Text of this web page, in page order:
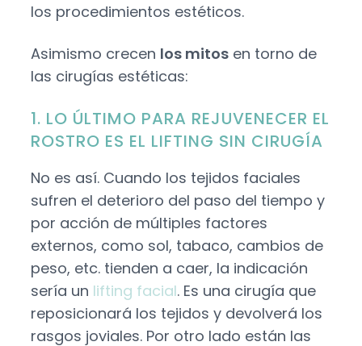
los procedimientos estéticos.
Asimismo crecen los mitosen torno de
las cirugías estéticas:
1. LO ÚLTIMO PARA REJUVENECER EL
ROSTRO ES EL LIFTING SIN CIRUGÍA
No es así. Cuando los tejidos faciales
sufren el deterioro del paso del tiempo y
por acción de múltiples factores
externos, como sol, tabaco, cambios de
peso, etc. tienden a caer, la indicación
sería un lifting facial. Es una cirugía que
reposicionará los tejidos y devolverá los
rasgos joviales. Por otro lado están las